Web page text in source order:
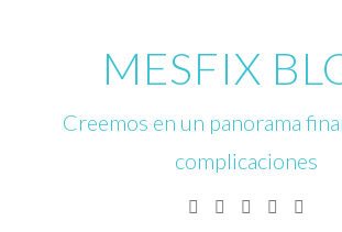
MESFIX
Creemos en un panorama
complicaciones
Facebook
TwitterLinkedinInstagram